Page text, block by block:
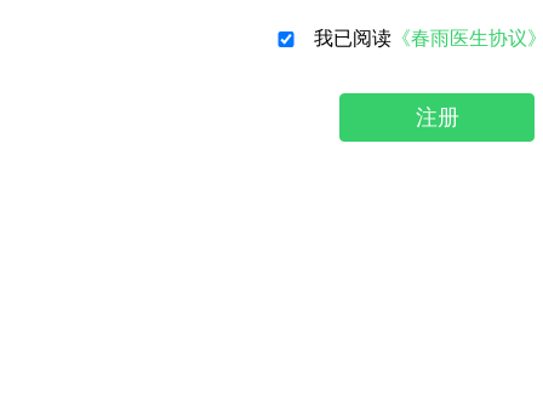
我已阅读 《春雨医生协议
注册